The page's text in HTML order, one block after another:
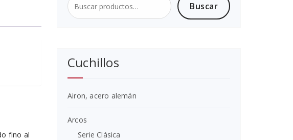
Buscar
por:
Buscar
Cuchillos
Airon, acero alemán
Arcos
Serie Clásica